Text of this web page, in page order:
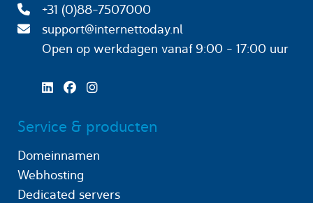
+31 (0)88-7507000
support@internettoday.nl
Open op werkdagen
vanaf 9:00 - 17:00 uur
Service & producten
Domeinnamen
Webhosting
Dedicated servers